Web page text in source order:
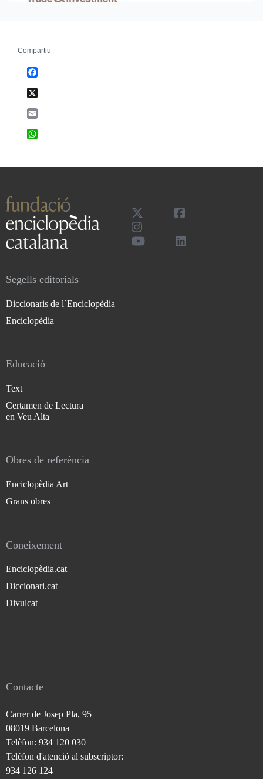
Compartiu
Segells editorials
Diccionaris de l`Enciclopèdia
Enciclopèdia
Educació
Text
Certamen de Lectura
en Veu Alta
Obres de referència
Enciclopèdia Art
Grans obres
Coneixement
Enciclopèdia.cat
Diccionari.cat
Divulcat
Contacte
Carrer de Josep Pla, 95
08019 Barcelona
Telèfon: 934 120 030
Telèfon d'atenció al subscriptor:
934 126 124